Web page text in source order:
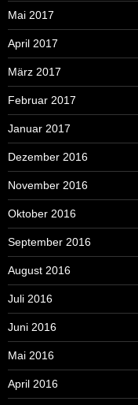
Mai 2017
April 2017
März 2017
Februar 2017
Januar 2017
Dezember 2016
November 2016
Oktober 2016
September 2016
August 2016
Juli 2016
Juni 2016
Mai 2016
April 2016